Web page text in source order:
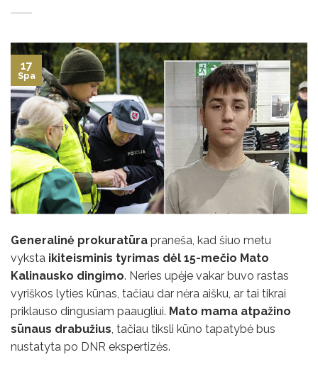
17
Spa
Generalinė prokuratūra praneša, kad šiuo metu
vyksta ikiteisminis tyrimas dėl 15-mečio Mato
Kalinausko dingimo. Neries upėje vakar buvo rastas
vyriškos lyties kūnas, tačiau dar nėra aišku, ar tai tikrai
priklauso dingusiam paaugliui. Mato mama atpažino
sūnaus drabužius, tačiau tiksli kūno tapatybė bus
nustatyta po DNR ekspertizės.